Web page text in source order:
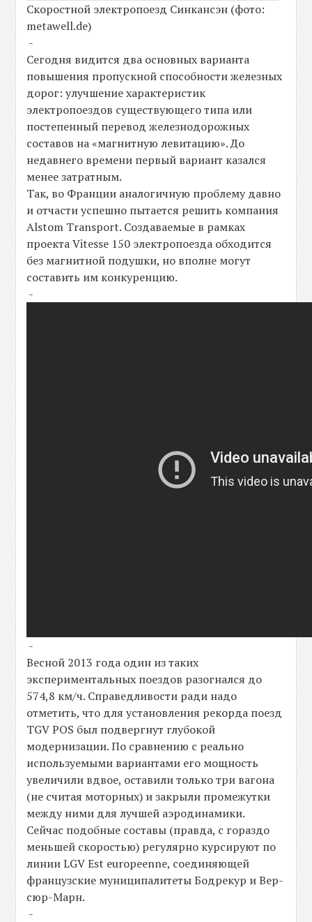
Скоростной электропоезд Синкансэн (фото:
metawell.de)
-
Сегодня видится два основных варианта
повышения пропускной способности железных
дорог: улучшение характеристик
электропоездов существующего типа или
постепенный перевод железнодорожных
составов на «магнитную левитацию». До
недавнего времени первый вариант казался
менее затратным.
Так, во Франции аналогичную проблему давно
и отчасти успешно пытается решить компания
Alstom Transport. Создаваемые в рамках
проекта Vitesse 150 электропоезда обходится
без магнитной подушки, но вполне могут
составить им конкуренцию.
-
-
Весной 2013 года один из таких
экспериментальных поездов разогнался до
574,8 км/ч. Справедливости ради надо
отметить, что для установления рекорда поезд
TGV POS был подвергнут глубокой
модернизации. По сравнению с реально
используемыми вариантами его мощность
увеличили вдвое, оставили только три вагона
(не считая моторных) и закрыли промежутки
между ними для лучшей аэродинамики.
Сейчас подобные составы (правда, с гораздо
меньшей скоростью) регулярно курсируют по
линии LGV Est europeenne, соединяющей
французские муниципалитеты Бодрекур и Вер-
сюр-Марн.
-